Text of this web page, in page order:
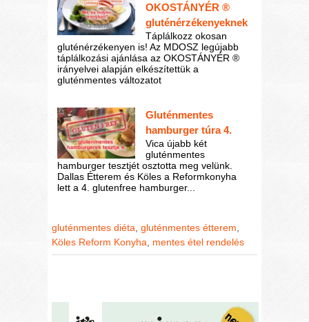
OKOSTÁNYÉR ®
gluténérzékenyeknek
Táplálkozz okosan
gluténérzékenyen is! Az MDOSZ legújabb
táplálkozási ajánlása az OKOSTÁNYÉR ®
irányelvei alapján elkészítettük a
gluténmentes változatot
Gluténmentes
hamburger túra 4.
Vica újabb két
gluténmentes
hamburger tesztjét osztotta meg velünk.
Dallas Étterem és Köles a Reformkonyha
lett a 4. glutenfree hamburger...
gluténmentes diéta ,gluténmentes étterem
Köles Reform Konyha
mentes étel rendelés